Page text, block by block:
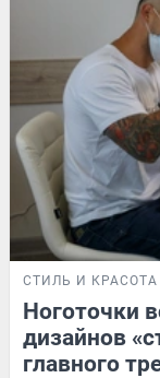
СТИЛЬ И КРАСОТА
Ноготочки
дизайнов
главного